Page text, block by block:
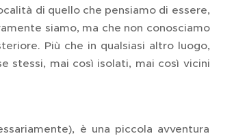
di quello che pensiamo di essere,
siamo, ma che non conosciamo
Più che in qualsiasi altro luogo,
stessi, mai così isolati, mai così vicini
è una piccola avventura